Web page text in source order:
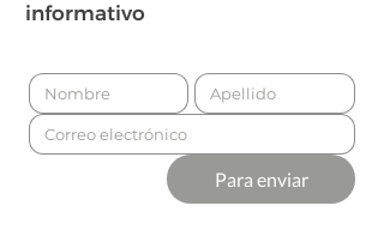
informativo
Para enviar